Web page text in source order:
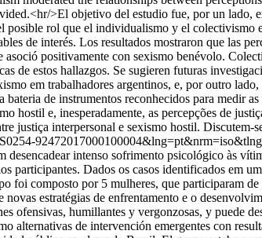
>El objetivo del estudio fue, por un lado,
rol que el individualismo y el colectivismo
de interés. Los resultados mostraron que las
positivamente con sexismo benévolo.
de estos hallazgos. Se sugieren futuras
em trabalhadores argentinos, e, por outro
de instrumentos reconhecidos para medir
hostil e, inesperadamente, as percepções de
justiça interpersonal e sexismo hostil. Discutem-
desencadear intenso sofrimento psicológico às
participantes. Dados os casos identificados em
composto por 5 mulheres, que participaram
estratégias de enfrentamento e o
ofensivas, humillantes y vergonzosas, y puede
alternativas de intervención emergentes con